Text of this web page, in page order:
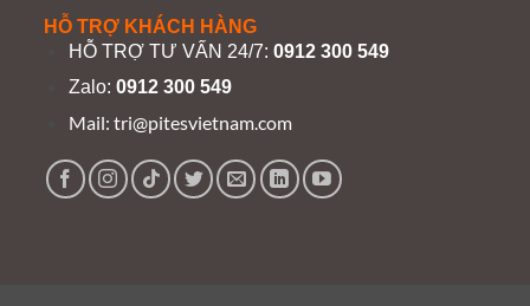
HỖ TRỢ KHÁCH HÀNG
HỖ TRỢ TƯ VẤN 24/7:0912 300 549
Zalo:0912 300 549
Mail:tri@pitesvietnam.com